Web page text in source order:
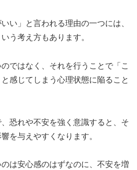
い」と言われる理由の一つには、
う考え方もあります。
ではなく、それを行うことで「こ
感じてしまう心理状態に陥ること
恐れや不安を強く意識すると、そ
を与えやすくなります。
は安心感のはずなのに、不安を増